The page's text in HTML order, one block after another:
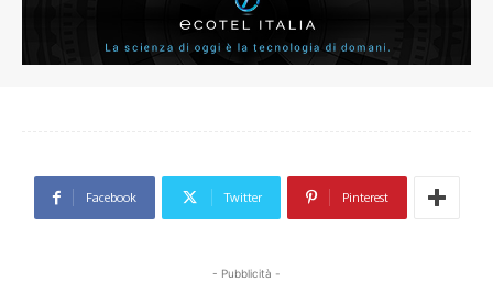
Facebook Twitter Pinterest
- Pubblicità -